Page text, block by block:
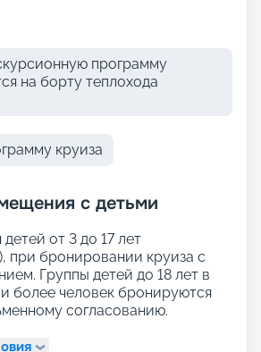
программу
на борту теплохода
круиза
с детьми
детей от 3 до 17 лет
при бронировании круиза с
Группы детей до 18 лет в
более человек бронируются
согласованию.